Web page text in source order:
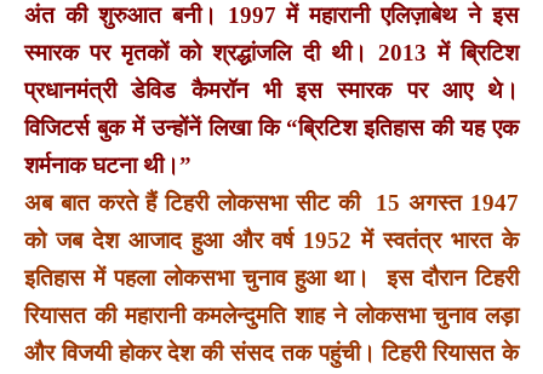
अंत की शुरुआत बनी। 1997 में महारानी एलिज़ाबेथ ने इस
स्मारक पर मृतकों को श्रद्धांजलि दी थी। 2013 में ब्रिटिश
प्रधानमंत्री डेविड कैमरॉन भी इस स्मारक पर आए थे।
विजिटर्स बुक में उन्होंनें लिखा कि “ब्रिटिश इतिहास की यह एक
शर्मनाक घटना थी।”
अब बात करते हैं टिहरी लोकसभा सीट की 15 अगस्त 1947
को जब देश आजाद हुआ और वर्ष 1952 में स्वतंत्र भारत के
इतिहास में पहला लोकसभा चुनाव हुआ था। इस दौरान टिहरी
रियासत की महारानी कमलेन्दुमति शाह ने लोकसभा चुनाव लड़ा
और विजयी होकर देश की संसद तक पहुंची। टिहरी रियासत के